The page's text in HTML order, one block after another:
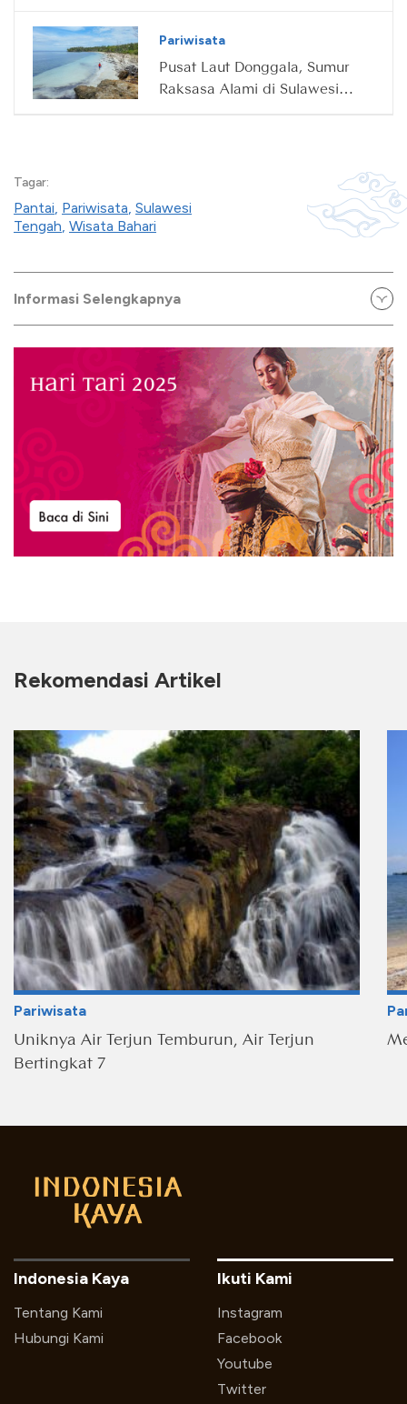
Pariwisata
Pusat Laut Donggala, Sumur
Raksasa Alami di Sulawesi
Tagar:
Pantai, Pariwisata, Sulawesi
Tengah, Wisata Bahari
Informasi Selengkapnya
Rekomendasi Artikel
Pariwisata
Uniknya Air Terjun Temburun, Air Terjun
Bertingkat 7
Indonesia Kaya
Tentang Kami
Hubungi Kami
Ikuti Kami
Instagram
Facebook
Youtube
Twitter